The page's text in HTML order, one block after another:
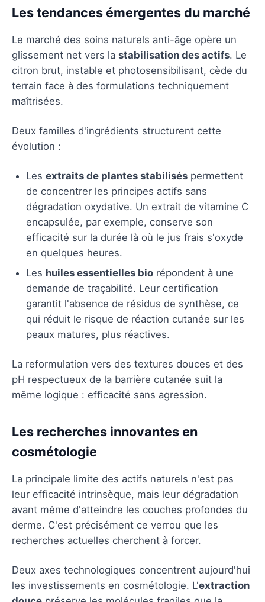
Les tendances émergentes du marché
Le marché des soins naturels anti-âge opère un
glissement net vers la stabilisation des actifs. Le
citron brut, instable et photosensibilisant, cède du
terrain face à des formulations techniquement
maîtrisées.
Deux familles d'ingrédients structurent cette
évolution :
Les extraits de plantes stabilisés permettent
de concentrer les principes actifs sans
dégradation oxydative. Un extrait de vitamine C
encapsulée, par exemple, conserve son
efficacité sur la durée là où le jus frais s'oxyde
en quelques heures.
Les huiles essentielles bio répondent à une
demande de traçabilité. Leur certification
garantit l'absence de résidus de synthèse, ce
qui réduit le risque de réaction cutanée sur les
peaux matures, plus réactives.
La reformulation vers des textures douces et des
pH respectueux de la barrière cutanée suit la
même logique : efficacité sans agression.
Les recherches innovantes en
cosmétologie
La principale limite des actifs naturels n'est pas
leur efficacité intrinsèque, mais leur dégradation
avant même d'atteindre les couches profondes du
derme. C'est précisément ce verrou que les
recherches actuelles cherchent à forcer.
Deux axes technologiques concentrent aujourd'hui
les investissements en cosmétologie. L'extraction